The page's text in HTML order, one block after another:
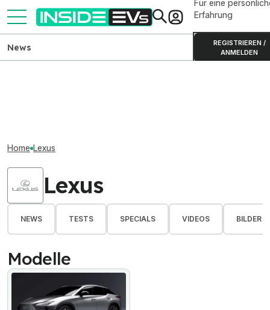
Für eine
Erfahrung
REGISTRIEREN /
ANMELDEN
News
Home Lexus
Lexus
NEWS TESTS SPECIALS VIDEOS BILDER
Modelle